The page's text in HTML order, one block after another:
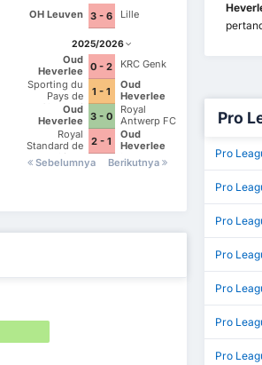
OH Leuven 3 - 6 Lille
2025/2026
Oud
Heverlee
Leuven
0 - 2
KRC Genk
Sporting du
Pays de
Charleroi
1 - 1
Oud
Heverlee
Leuven
Oud
Heverlee
Leuven
3 - 0
Royal
Antwerp FC
Royal
Standard de
Liege
2 - 1
Oud
Heverlee
Leuven
Sebelumnya Berikutnya
Pro
Pro
Pro
Pro
Pro
Pro
Pro
Pro